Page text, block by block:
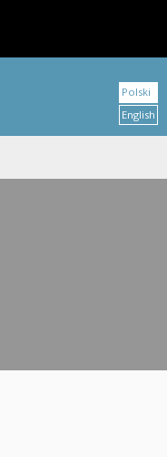
Polski
English